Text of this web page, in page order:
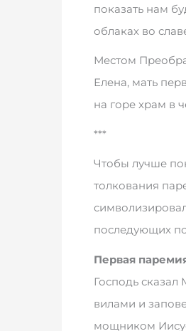
показать нам
облаках во
Местом
Елена, мать
на горе храм в
***
Чтобы лучше
толкования
последующих
Первая
Гос­подь
ви­ла­ми и
мощ­ни­ком